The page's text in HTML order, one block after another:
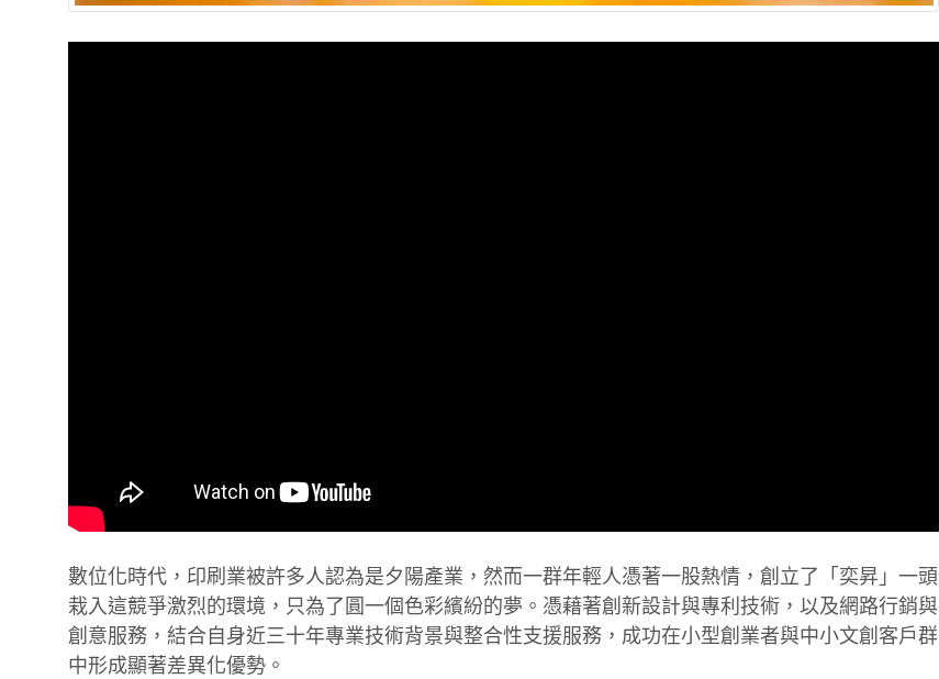
數位化時代，印刷業被許多人認為是夕陽產業，然而一群年輕人憑著一股熱情，創立了「奕昇」一頭
栽入這競爭激烈的環境，只為了圓一個色彩繽紛的夢。憑藉著創新設計與專利技術，以及網路行銷與
創意服務，結合自身近三十年專業技術背景與整合性支援服務，成功在小型創業者與中小文創客戶群
中形成顯著差異化優勢。